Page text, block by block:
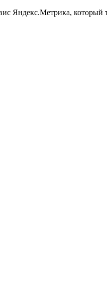
Яндекс.Метрика, который